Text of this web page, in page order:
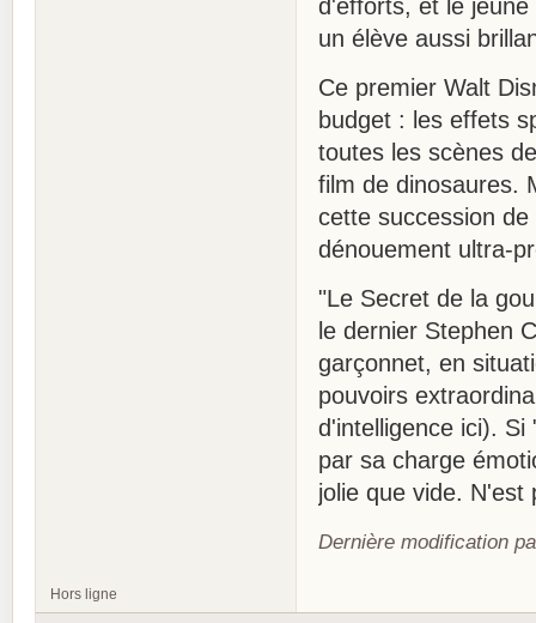
d'efforts, et le
un élève aussi
Ce premier Walt
budget : les effets
toutes les scènes
film de dinosaures.
cette succession
dénouement ultra-
"Le Secret de la
le dernier Stephen
garçonnet, en
pouvoirs
d'intelligence ici).
par sa charge
jolie que vide. N'est
Dernière modification
Hors ligne